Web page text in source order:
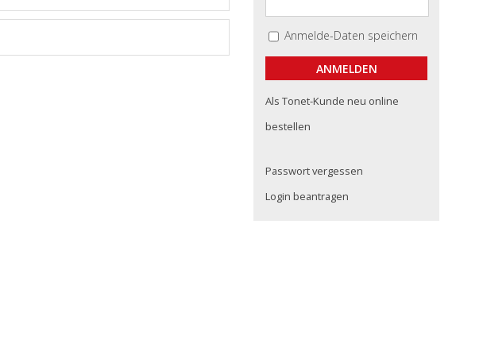
Anmelde-Daten speichern
Als Tonet-Kunde neu online
bestellen
Passwort vergessen
Login beantragen